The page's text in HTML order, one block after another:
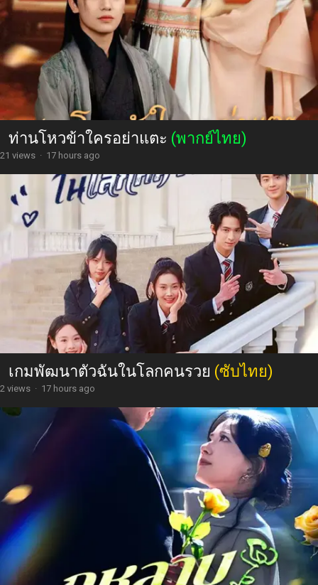
ท่านโหวข้าใครอย่าแตะ (พากย์ไทย)
21 views · 17 hours ago
เกมพัฒนาตัวฉันในโลกคนรวย (ซับไทย)
2 views · 17 hours ago